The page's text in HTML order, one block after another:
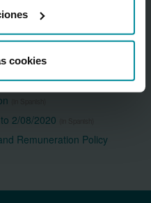
cookies
2/08/2020
Remuneration Policy